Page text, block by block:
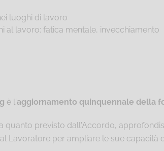
luoghi di lavoro
al lavoro: fatica mentale, invecchiamento
è l'aggiornamento quinquennale della
quanto previsto dall'Accordo,
Lavoratore per ampliare le sue